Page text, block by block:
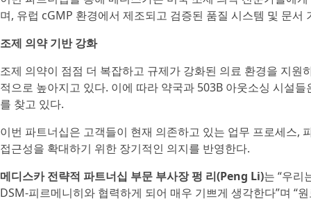
며, 유럽 cGMP 환경에서 제조되고 검증된 품질 시스템 및 문
조제 의약 기반 강화
조제 의약이 점점 더 복잡하고 규제가 강화된 의료 환경을 지
적으로 높아지고 있다. 이에 따라 약국과 503B 아웃소싱 시설
를 찾고 있다.
이번 파트너십은 고객들이 현재 의존하고 있는 업무 프로세스,
접근성을 확대하기 위한 장기적인 의지를 반영한다.
메디스카 전략적 파트너십 부문 부사장 펑 리(Peng Li)는 “우리
DSM-피르메니히와 협력하게 되어 매우 기쁘게 생각한다”며 “